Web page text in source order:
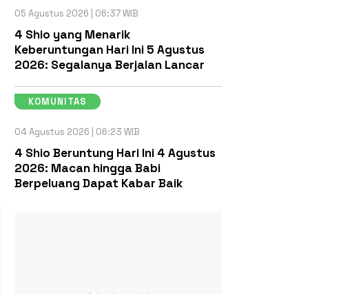
05 Agustus 2026 | 06:37 WIB
4 Shio yang Menarik
Keberuntungan Hari Ini 5 Agustus
2026: Segalanya Berjalan Lancar
KOMUNITAS
04 Agustus 2026 | 06:23 WIB
4 Shio Beruntung Hari Ini 4 Agustus
2026: Macan hingga Babi
Berpeluang Dapat Kabar Baik